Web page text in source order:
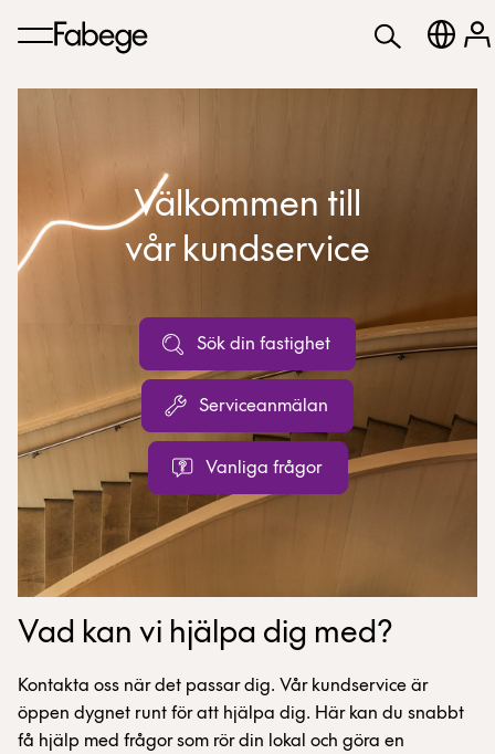
Välkommen till
vår kundservice
Sök din fastighet
Serviceanmälan
Vanliga frågor
Vad kan vi hjälpa dig med?
Kontakta oss när det passar dig. Vår kundservice är
öppen dygnet runt för att hjälpa dig. Här kan du snabbt
få hjälp med frågor som rör din lokal och göra en